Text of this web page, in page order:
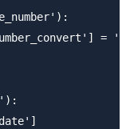
=